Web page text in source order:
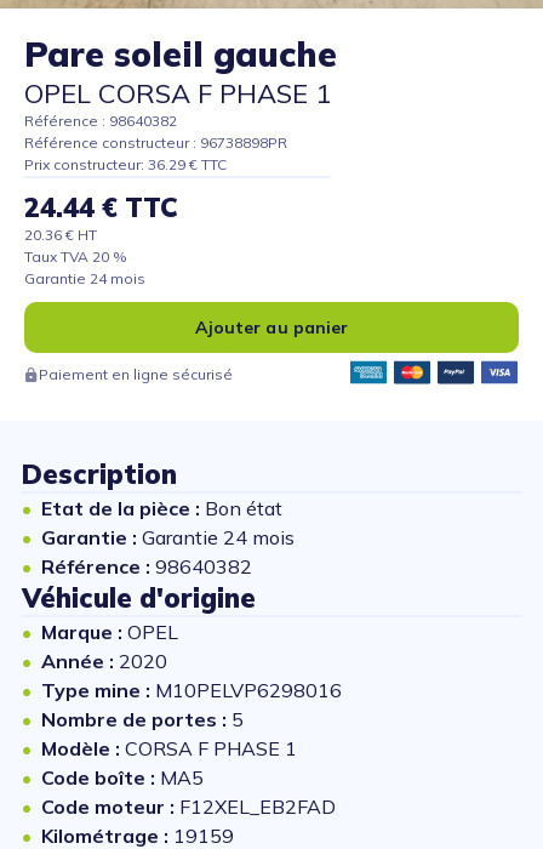
Pare soleil gauche
OPEL CORSA F PHASE 1
Référence : 98640382
Référence constructeur : 96738898PR
Prix constructeur: 36.29 € TTC
24.44 € TTC
20.36 € HT
Taux TVA 20 %
Garantie 24 mois
Ajouter au panier
Paiement en ligne sécurisé
Description
Etat de la pièce : Bon état
Garantie : Garantie 24 mois
Référence : 98640382
Véhicule d'origine
Marque : OPEL
Année : 2020
Type mine : M10PELVP6298016
Nombre de portes : 5
Modèle : CORSA F PHASE 1
Code boîte : MA5
Code moteur : F12XEL_EB2FAD
Kilométrage : 19159